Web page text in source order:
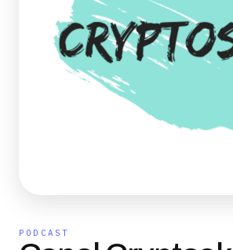
PODCAST